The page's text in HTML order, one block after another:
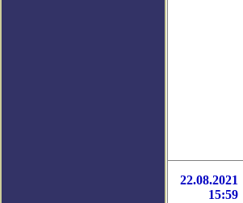
22.08.2021
15:59